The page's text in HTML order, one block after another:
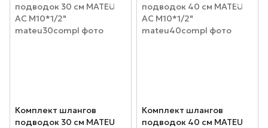
Комплект шлангов
подводок 30 см MATEU
Комплект шлангов
подводок 40 см MATEU